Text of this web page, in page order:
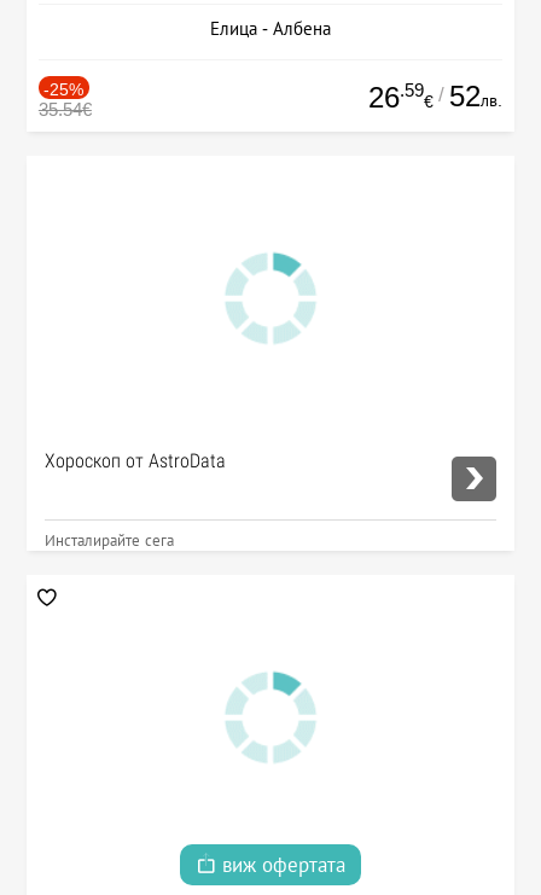
Елица - Албена
-25%
35.54€ 26.59
€ / 52лв.
Хороскоп от AstroData
Инсталирайте сега
виж офертата